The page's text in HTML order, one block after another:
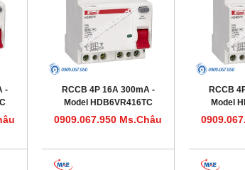
-
RCCB 4P 16A 300mA -
Model HDB6VR416TC
0909.067.950 Ms.Châu
RCCB
Model